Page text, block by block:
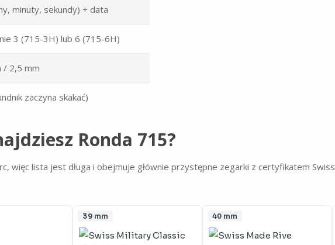
minuty, sekundy) + data
3 (715-3H) lub 6 (715-6H)
/ 2,5 mm
zaczyna skakać)
Ronda 715?
więc lista jest długa i obejmuje głównie przystępne zegarki z certyfikatem Swiss
39 mm 40 mm